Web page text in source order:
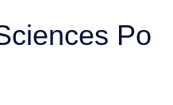
Po